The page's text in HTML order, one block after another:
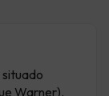
Warner).